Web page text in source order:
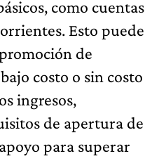
como cuentas
Esto puede
de
costo o sin costo
ingresos,
de apertura de
para superar